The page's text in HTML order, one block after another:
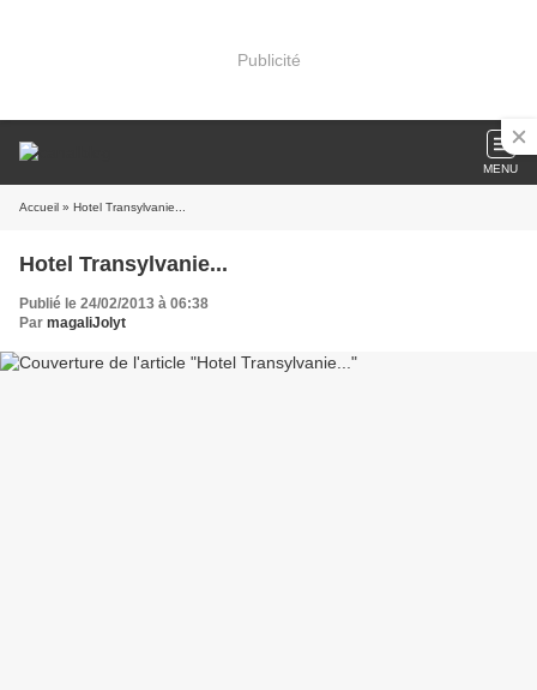
Publicité
MENU
Accueil » Hotel Transylvanie...
Hotel Transylvanie...
Publié le 24/02/2013 à 06:38
Par magaliJolyt